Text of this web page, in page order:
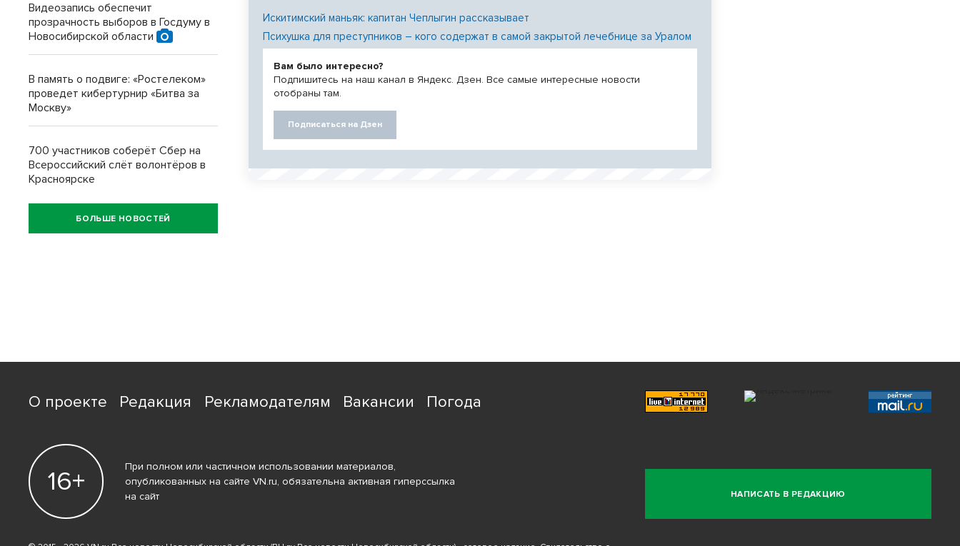
Искитимский маньяк: капитан Чеплыгин рассказывает
Психушка для преступников – кого содержат в самой закрытой лечебнице за Уралом
Вам было интересно?
Подпишитесь на наш канал в Яндекс. Дзен. Все самые интересные новости
отобраны там.
Подписаться на Дзен
Видеозапись обеспечит
прозрачность выборов в Госдуму в
Новосибирской области
В память о подвиге: «Ростелеком»
проведет кибертурнир «Битва за
Москву»
700 участников соберёт Сбер на
Всероссийский слёт волонтёров в
Красноярске
БОЛЬШЕ НОВОСТЕЙ
О проекте Редакция Рекламодателям Вакансии Погода
НАПИСАТЬ В РЕДАКЦИЮ
16+
При полном или частичном использовании материалов,
опубликованных на сайте VN.ru, обязательна активная гиперссылка
на сайт